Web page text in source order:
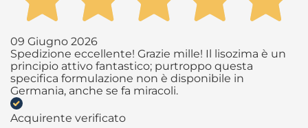
09 Giugno 2026
Spedizione eccellente! Grazie mille! Il lisozima è un
principio attivo fantastico; purtroppo questa
specifica formulazione non è disponibile in
Germania, anche se fa miracoli.
Acquirente verificato